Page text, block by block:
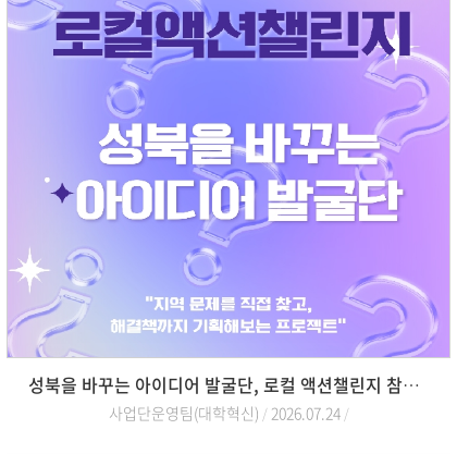
성북을 바꾸는 아이디어 발굴단, 로컬 액션챌린지 참여자 모집
사업단운영팀(대학혁신) 2026.07.24